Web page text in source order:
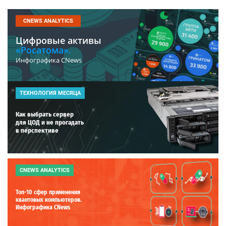
CNEWS ANALYTICS
Цифровые активы
«Росатома».
Инфографика CNews
ТЕХНОЛОГИЯ МЕСЯЦА
Как выбрать сервер
для ЦОД и не прогадать
в перспективе
CNEWS ANALYTICS
Топ-10 сфер применения
квантовых компьютеров.
Инфографика CNews